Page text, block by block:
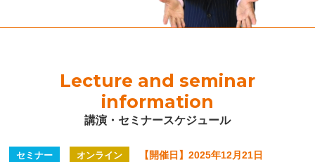
Lecture and seminar
information
講演・セミナースケジュール
セミナー オンライン 【開催日】2025年12月21日